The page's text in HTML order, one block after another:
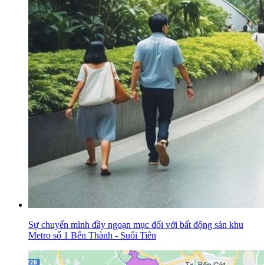
Sự chuyển mình đầy ngoạn mục đối với bất động sản khu
Metro số 1 Bến Thành - Suối Tiên